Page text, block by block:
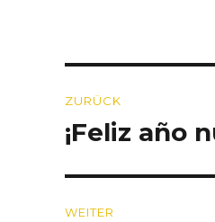
ZURÜCK
Vorheriger
¡Feliz año
WEITER